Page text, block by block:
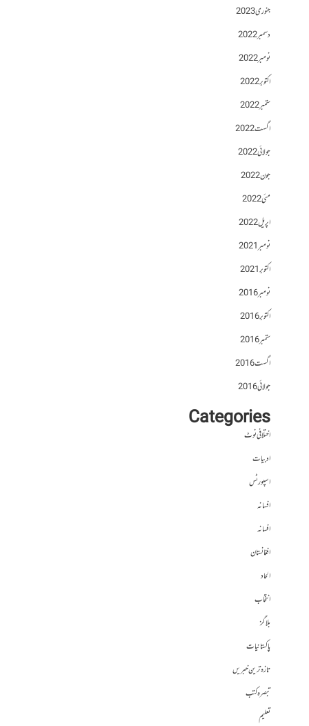
جنوری 2023
دسمبر 2022
نومبر 2022
اکتوبر 2022
ستمبر 2022
اگست 2022
جولائی 2022
جون 2022
مئی 2022
اپریل 2022
نومبر 2021
اکتوبر 2021
نومبر 2016
اکتوبر 2016
ستمبر 2016
اگست 2016
جولائی 2016
Categories
اختلافی نوٹ
ادبیات
اسپورٹس
افسانہ
افسانہ
افغانستان
الحاد
انتخاب
بلاگز
پاکستانیات
تازہ ترین خبریں
تبصرہ کتب
تعلیم